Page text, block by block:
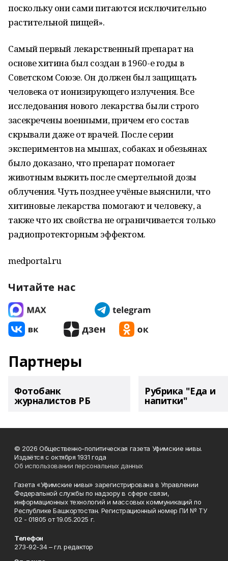
поскольку они сами питаются исключительно
растительной пищей».
Самый первый лекарственный препарат на
основе хитина был создан в 1960-е годы в
Советском Союзе. Он должен был защищать
человека от ионизирующего излучения. Все
исследования нового лекарства были строго
засекречены военными, причем его состав
скрывали даже от врачей. После серии
экспериментов на мышах, собаках и обезьянах
было доказано, что препарат помогает
животным выжить после смертельной дозы
облучения. Чуть позднее учёные выяснили, что
хитиновые лекарства помогают и человеку, а
также что их свойства не ограничивается только
радиопротекторным эффектом.
medportal.ru
Читайте нас
Партнеры
Фотобанк
журналистов РБ
Рубрика "Еда и
напитки"
© 2026 Общественно-политическая газета Уфимские нивы.
Издаётся с октября 1931 года
Об использовании персональных данных
Газета «Уфимские нивы» зарегистрирована в Управлении
Федеральной службы по надзору в сфере связи,
информационных технологий и массовых коммуникаций по
Республике Башкортостан. Регистрационный номер ПИ № ТУ
02 - 01805 от 19.05.2025 г.
Телефон
273-92-34 – гл. редактор